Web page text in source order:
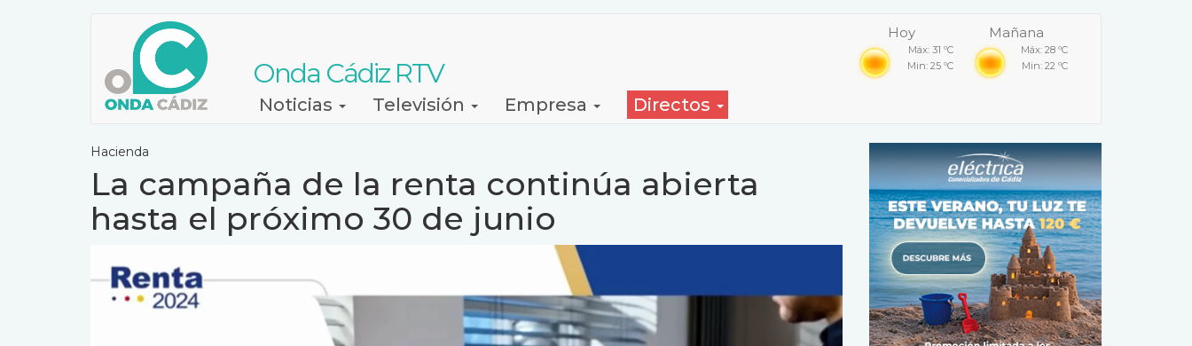
Onda Cádiz RTV
Hoy
Máx: 31 ºC
Min: 25 ºC
Mañana
Máx: 28 ºC
Min: 22 ºC
NavegaciónNoticias Televisión Empresa Directos
Hacienda
La campaña de la renta continúa abierta
hasta el próximo 30 de junio